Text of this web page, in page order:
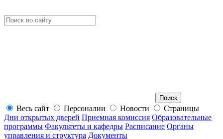
Весь сайт Персоналии Новости
Страницы
Дни открытых дверей Приемная комиссия Образовательные
программы Факультеты и кафедры Расписание Органы
управления и структура Документы